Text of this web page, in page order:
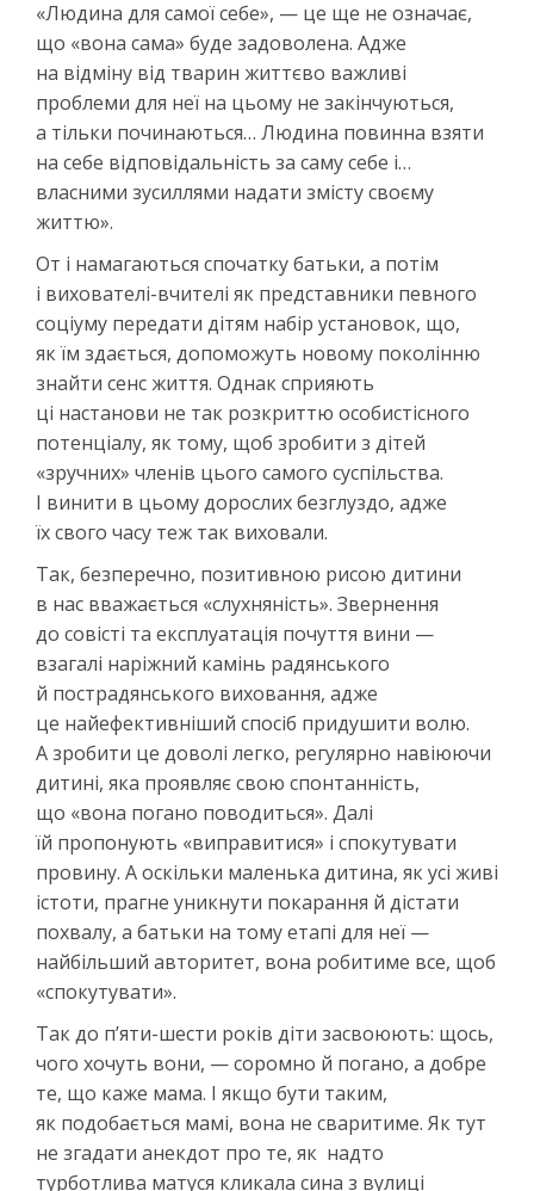
«Людина для самої себе», — це ще не означає,
що «вона сама» буде задоволена. Адже
на відміну від тварин життєво важливі
проблеми для неї на цьому не закінчуються,
а тільки починаються… Людина повинна взяти
на себе відповідальність за саму себе і…
власними зусиллями надати змісту своєму
життю».
От і намагаються спочатку батьки, а потім
і вихователі-вчителі як представники певного
соціуму передати дітям набір установок, що,
як їм здається, допоможуть новому поколінню
знайти сенс життя. Однак сприяють
ці настанови не так розкриттю особистісного
потенціалу, як тому, щоб зробити з дітей
«зручних» членів цього самого суспільства.
І винити в цьому дорослих безглуздо, адже
їх свого часу теж так виховали.
Так, безперечно, позитивною рисою дитини
в нас вважається «слухняність». Звернення
до совісті та експлуатація почуття вини —
взагалі наріжний камінь радянського
й пострадянського виховання, адже
це найефективніший спосіб придушити волю.
А зробити це доволі легко, регулярно навіюючи
дитині, яка проявляє свою спонтанність,
що «вона погано поводиться». Далі
їй пропонують «виправитися» і спокутувати
провину. А оскільки маленька дитина, як усі живі
істоти, прагне уникнути покарання й дістати
похвалу, а батьки на тому етапі для неї —
найбільший авторитет, вона робитиме все, щоб
«спокутувати».
Так до п’яти-шести років діти засвоюють: щось,
чого хочуть вони, — соромно й погано, а добре
те, що каже мама. І якщо бути таким,
як подобається мамі, вона не сваритиме. Як тут
не згадати анекдот про те, як надто
турботлива матуся кликала сина з вулиці